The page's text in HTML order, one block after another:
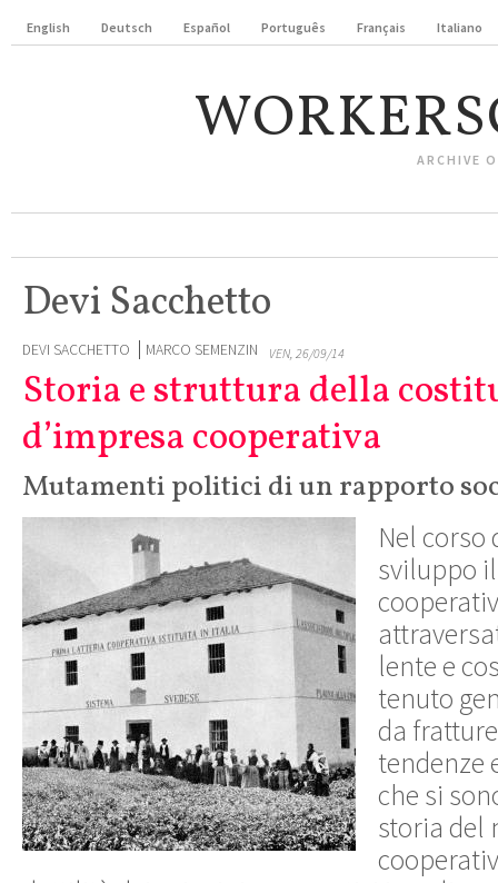
English Deutsch Español Português Français Italiano
ARCHIVE
Devi Sacchetto
DEVI SACCHETTO MARCO SEMENZIN VEN, 26/09/14
Storia e struttura della
d’impresa cooperativa
Mutamenti politici di un rapporto
Nel corso
sviluppo
lente e
tenuto
da
tendenze
che si
storia del